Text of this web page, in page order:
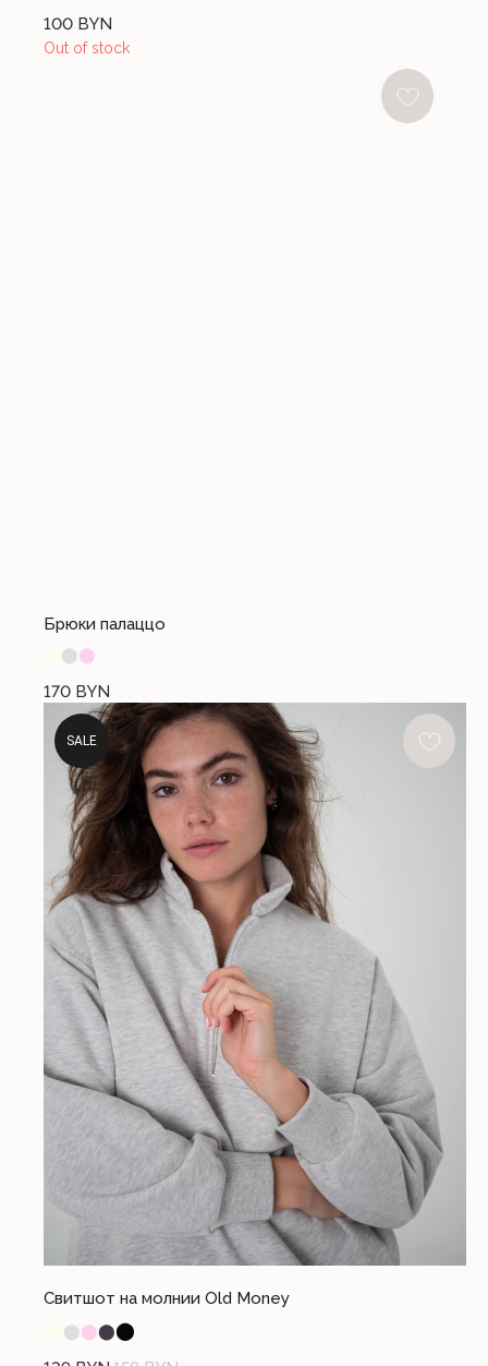
100 BYN
Out of stock
Брюки палаццо
⬤⬤
170 BYN
SALE
Свитшот на молнии Old Money
⬤⬤⬤⬤
Общество с ограниченной ответственностью «Имидж Про». 220088, РБ, г.
Минск, ул. Соломенная, 23, комн. 6
Свидетельство о государственной регистрации №191202580 от 27.02.2023.
Выдано Минским городским исполнительным комитетом. УНП 191202580
Почтовый адрес: 220053, г. Минск, Старовиленский тракт 87, офис 205
Книга замечаний и предложений находится по адресу: г. Минск, ул.
Тимирязева 74А (ТРЦ PALAZZO), 2 этаж
Режим работы интернет-магазина: 24/7 круглосуточно
Отдел по работе с клиентами: с 12:00 до 20:00 ежедневно
Регистрация в Торговом реестре №579336 от 22.04.2024 г.
Номера городских телефонов уполномоченных по защите прав потребителей:
+37517-294-63-73, +37517-293-74-56 – администрация Партизанского района г.
+37517-218-00-82 – главное управление торговли и услуг Мингорисполкома.
© 2023. Все права защищены